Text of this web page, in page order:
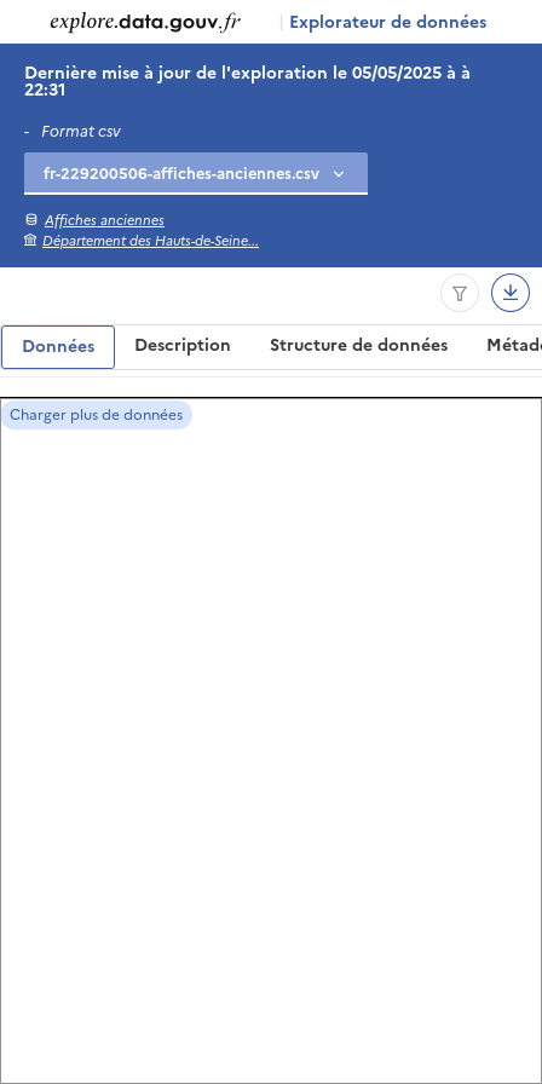
| Explorateur de données
Dernière mise à jour de l'exploration le 05/05/2025 à à
22:31
- Format csv
Affiches anciennes
Département des Hauts-de-Seine...
Données Description Structure de données
Charger plus de données